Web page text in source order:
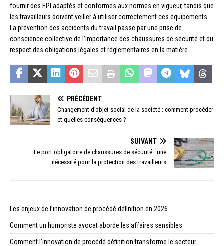
fournir des EPI adaptés et conformes aux normes en vigueur, tandis que
les travailleurs doivent veiller à utiliser correctement ces équipements.
La prévention des accidents du travail passe par une prise de
conscience collective de l’importance des chaussures de sécurité et du
respect des obligations légales et réglementaires en la matière.
PRÉCÉDENT
Changement d’objet social de la société : comment procéder
et quelles conséquences ?
SUIVANT
Le port obligatoire de chaussures de sécurité : une
nécessité pour la protection des travailleurs
Les enjeux de l’innovation de procédé définition en 2026
Comment un humoriste avocat aborde les affaires sensibles
Comment l’innovation de procédé définition transforme le secteur